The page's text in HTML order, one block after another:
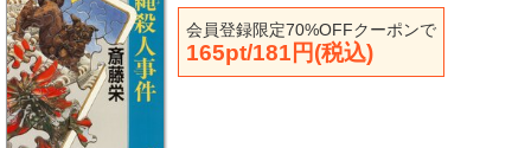
会員登録限定70%OFFクーポンで
165pt/181円(税込)